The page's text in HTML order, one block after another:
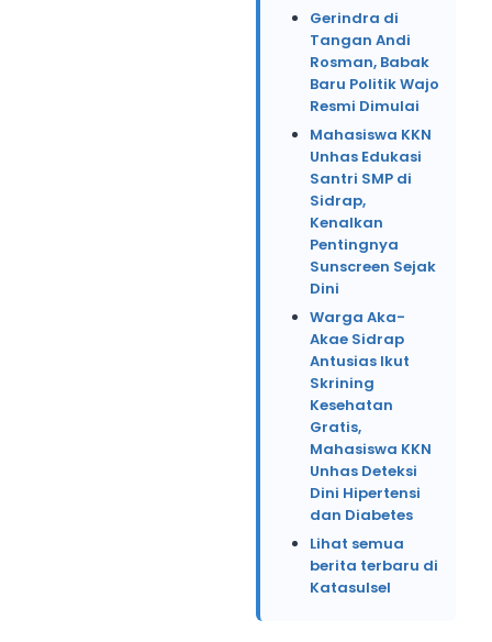
Gerindra di
Tangan Andi
Rosman, Babak
Baru Politik Wajo
Resmi Dimulai
Mahasiswa KKN
Unhas Edukasi
Santri SMP di
Sidrap,
Kenalkan
Pentingnya
Sunscreen Sejak
Dini
Warga Aka-
Akae Sidrap
Antusias Ikut
Skrining
Kesehatan
Gratis,
Mahasiswa KKN
Unhas Deteksi
Dini Hipertensi
dan Diabetes
Lihat semua
berita terbaru di
Katasulsel